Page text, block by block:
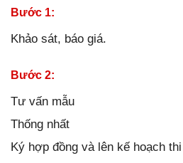
Bước 1:
Khảo sát, báo giá.
Bước 2:
Tư vấn mẫu
Thống nhất
Ký hợp đồng và lên kế hoạch